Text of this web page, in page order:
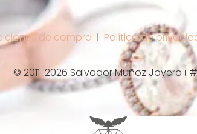
de compra Ι Política de
© 2011-2026 Salvador Muñoz Joyero